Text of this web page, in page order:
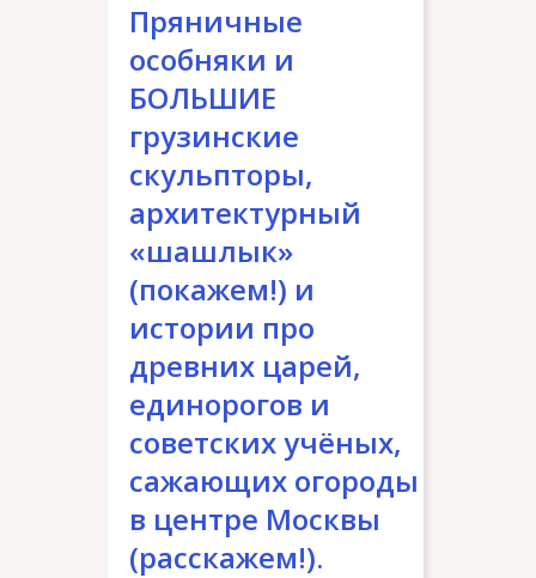
Пряничные
особняки и
БОЛЬШИЕ
грузинские
скульпторы,
архитектурный
«шашлык»
(покажем!) и
истории про
древних царей,
единорогов и
советских учёных,
сажающих огороды
в центре Москвы
(расскажем!).